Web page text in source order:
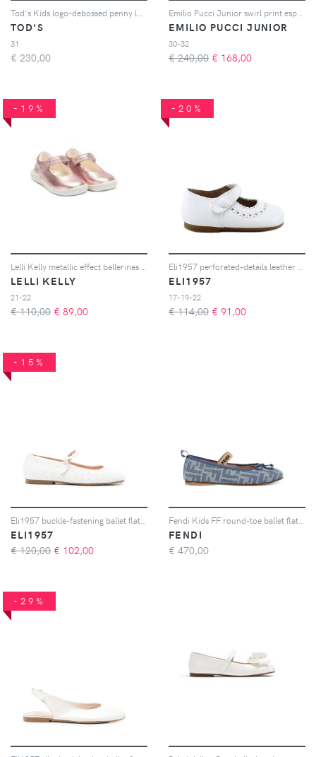
TOD'S
31
€ 230,00
EMILIO PUCCI JUNIOR
30-32
€ 240,00 € 168,00
-19%
LELLI KELLY
21-22
€ 110,00 € 89,00
-20%
ELI1957
17-19-22
€ 114,00 € 91,00
-15%
ELI1957
€ 120,00 € 102,00
FENDI
€ 470,00
-29%